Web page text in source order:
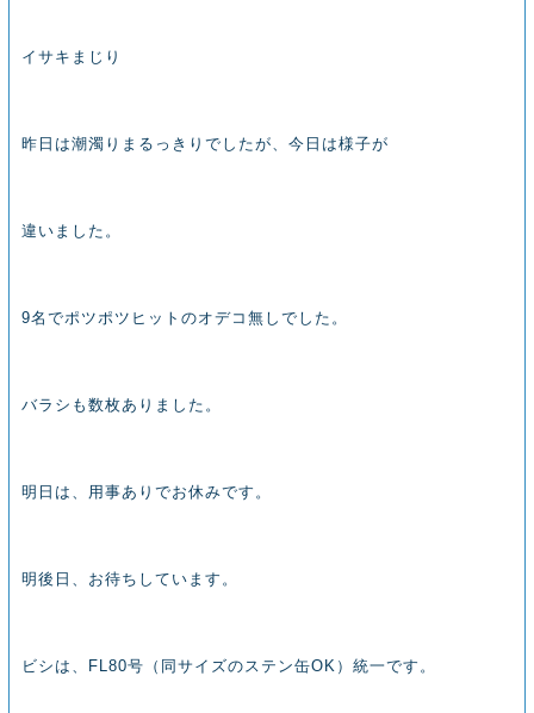
イサキまじり
昨日は潮濁りまるっきりでしたが、今日は様子が
違いました。
9名でポツポツヒットのオデコ無しでした。
バラシも数枚ありました。
明日は、用事ありでお休みです。
明後日、お待ちしています。
ビシは、FL80号（同サイズのステン缶OK）統一です。